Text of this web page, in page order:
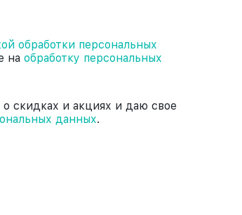
обработки персональных
на обработку персональных
скидках и акциях и даю свое
данных.